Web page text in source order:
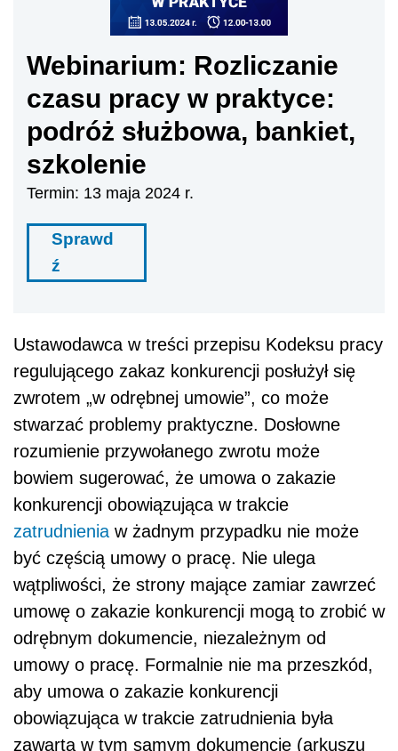
Webinarium: Rozliczanie
czasu pracy w praktyce:
podróż służbowa, bankiet,
szkolenie
Termin: 13 maja 2024 r.
Sprawd
ź
Ustawodawca w treści przepisu Kodeksu pracy
regulującego zakaz konkurencji posłużył się
zwrotem „w odrębnej umowie”, co może
stwarzać problemy praktyczne. Dosłowne
rozumienie przywołanego zwrotu może
bowiem sugerować, że umowa o zakazie
konkurencji obowiązująca w trakcie
zatrudnienia w żadnym przypadku nie może
być częścią umowy o pracę. Nie ulega
wątpliwości, że strony mające zamiar zawrzeć
umowę o zakazie konkurencji mogą to zrobić w
odrębnym dokumencie, niezależnym od
umowy o pracę. Formalnie nie ma przeszkód,
aby umowa o zakazie konkurencji
obowiązująca w trakcie zatrudnienia była
zawarta w tym samym dokumencie (arkuszu